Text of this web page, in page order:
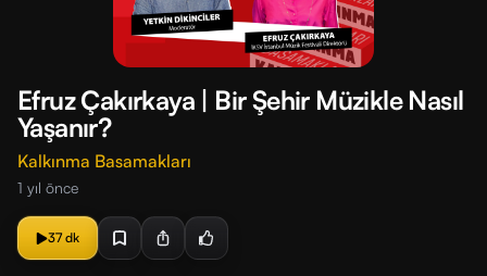
Efruz Çakırkaya | Bir Şehir Müzikle Nasıl
Yaşanır?
Kalkınma Basamakları
1 yıl önce
37 dk